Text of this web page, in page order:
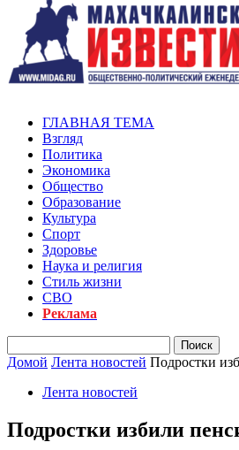
ГЛАВНАЯ ТЕМА
Взгляд
Политика
Экономика
Общество
Образование
Культура
Спорт
Здоровье
Наука и религия
Стиль жизни
СВО
Реклама
Домой Лента новостей Подростки
Лента новостей
Подростки избили